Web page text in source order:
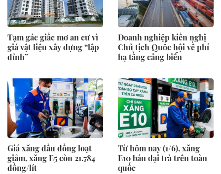
Tạm gác giấc mơ an cư vì
giá vật liệu xây dựng “lập
đỉnh”
Doanh nghiệp kiến nghị
Chủ tịch Quốc hội về phí
hạ tầng cảng biển
Giá xăng dầu đồng loạt
giảm, xăng E5 còn 21.784
đồng/lít
Từ hôm nay (1/6), xăng
E10 bán đại trà trên toàn
quốc